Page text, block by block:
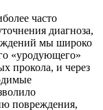
часто
диагноза,
мы широко
«уродующего»
прокола, и через
повреждения,